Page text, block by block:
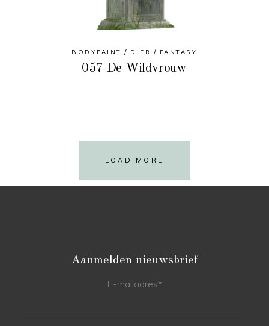
BODYPAINT DIER FANTASY
057 De Wildvrouw
LOAD MORE
Aanmelden nieuwsbrief
E-mailadres*